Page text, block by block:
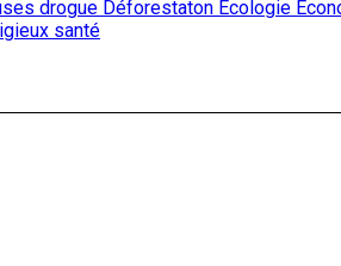
drogue Déforestaton Ecologie
santé